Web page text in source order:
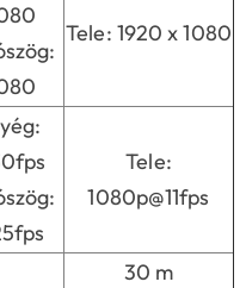
Tele: 1920 x 1080
Tele:
1080p@11fps
30 m